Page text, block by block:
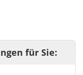
für Sie: